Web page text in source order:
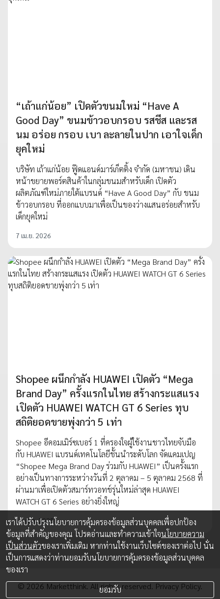
“เถ้าแก่น้อย” เปิดตัวขนมใหม่ “Have A
Good Day” ขนมข้าวอบกรอบ รสชีส และรส
นม อร่อย กรอบ เบา ละลายในปาก เอาใจเด็ก
ยุคใหม่
บริษัท เถ้าแก่น้อย ฟู๊ดแอนด์มาร์เก็ตติ้ง จำกัด (มหาชน) เดิน
หน้าขยายพอร์ตสินค้าในกลุ่มขนมสำหรับเด็ก เปิดตัว
ผลิตภัณฑ์ใหม่ภายใต้แบรนด์ “Have A Good Day” กับ ขนม
ข้าวอบกรอบ ที่ออกแบบมาเพื่อเป็นของว่างแสนอร่อยสำหรับ
เด็กยุคใหม่
7 เม.ย. 2026
Shopee ผนึกกำลัง HUAWEI เปิดตัว “Mega
Brand Day” ครั้งแรกในไทย สร้างกระแสแรง
เปิดตัว HUAWEI WATCH GT 6 Series ทุบ
สถิติยอดขายพุ่งกว่า 5 เท่า
Shopee อีคอมเมิร์ซเบอร์ 1 ที่ครองใจผู้ใช้งานชาวไทยจับมือ
กับ HUAWEI แบรนด์เทคโนโลยีชั้นนำระดับโลก จัดแคมเปญ
“Shopee Mega Brand Day ร่วมกับ HUAWEI” เป็นครั้งแรก
อย่างเป็นทางการระหว่างวันที่ 2 ตุลาคม – 5 ตุลาคม 2568 ที่
ผ่านมาเพื่อเปิดตัวสมาร์ทวอทช์รุ่นใหม่ล่าสุด HUAWEI
WATCH GT 6 Series อย่างยิ่งใหญ่
17 ต.ค. 2025
© 2026 Marketthink. All rights reserved. Privacy Policy.
เราได้ปรับปรุงนโยบายการคุ้มครองข้อมูลส่วนบุคคลเพื่อปกป้อง
ข้อมูลที่สำคัญของคุณ โปรดอ่านและทำความเข้าใจนโยบายความ
เป็นส่วนตัวของเราเพิ่มเติม หากท่านใช้งานเว็บไซต์ของเราต่อไป นั่น
เป็นการแสดงว่าท่านยอมรับนโยบายการคุ้มครองข้อมูลส่วนบุคคล
ของเรา
ยอมรับ